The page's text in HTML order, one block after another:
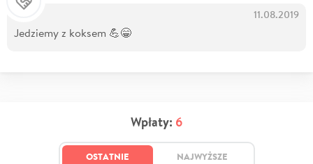
11.08.2019
Jedziemy z koksem 💪😁
Wpłaty: 6
OSTATNIE NAJWYŻSZE